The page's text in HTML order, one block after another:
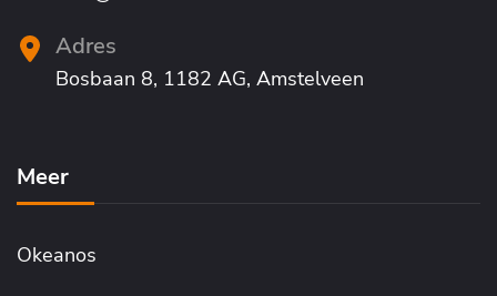
Adres
Bosbaan 8, 1182 AG, Amstelveen
Meer
Okeanos